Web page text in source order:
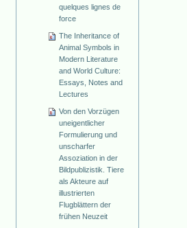
quelques lignes de
force
The Inheritance of
Animal Symbols in
Modern Literature
and World Culture:
Essays, Notes and
Lectures
Von den Vorzügen
uneigentlicher
Formulierung und
unscharfer
Assoziation in der
Bildpublizistik. Tiere
als Akteure auf
illustrierten
Flugblättern der
frühen Neuzeit